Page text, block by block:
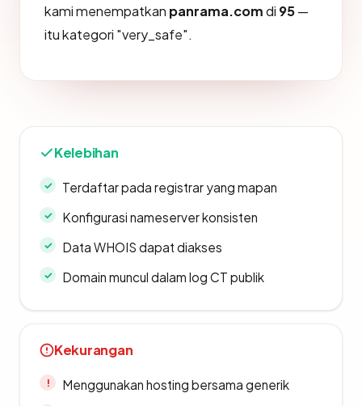
kami menempatkan panrama.comdi 95—
itu kategori "very_safe".
Kelebihan
Terdaftar pada registrar yang mapan
Konfigurasi nameserver konsisten
Data WHOIS dapat diakses
Domain muncul dalam log CT publik
Kekurangan
Menggunakan hosting bersama generik